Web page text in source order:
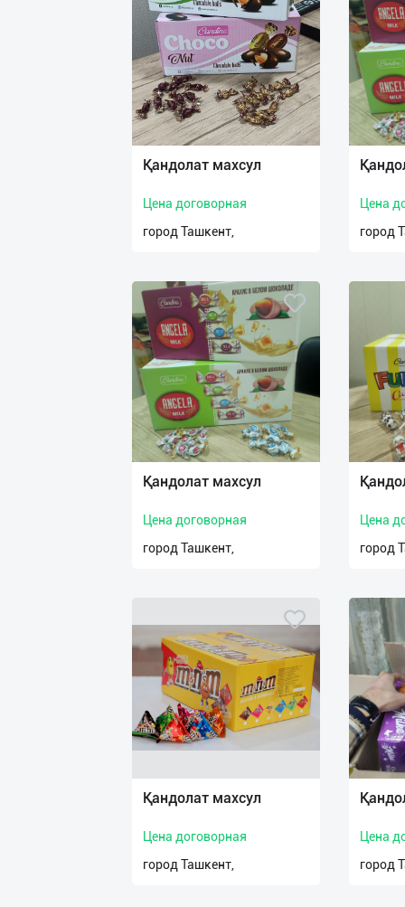
Қандолат махсул
Цена договорная
город Ташкент,
Цена
город
Қандолат махсул
Цена договорная
город Ташкент,
Цена
город
Қандолат махсул
Цена договорная
город Ташкент,
Цена
город